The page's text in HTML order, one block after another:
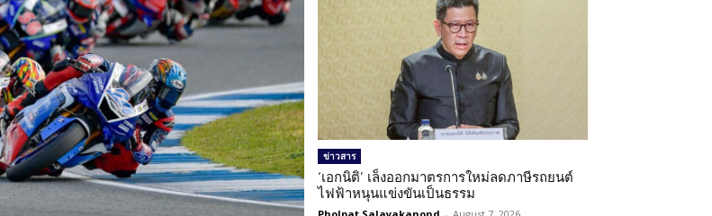
ข่าวสาร
‘เอกนิติ’ เล็งออกมาตรการใหม่ลดภาษีรถยนต์
ไฟฟ้าหนุนแข่งขันเป็นธรรม